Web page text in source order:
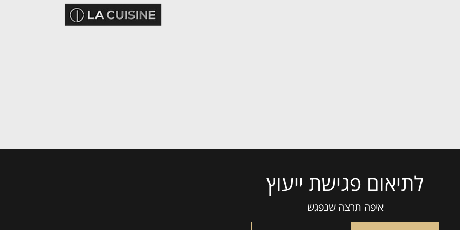
לתיאום פגישת ייעוץ
איפה תרצה שנפגש